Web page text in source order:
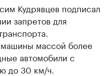
Кудрявцев подписал
запретов для
машины массой более
автомобили с
до 30 км/ч.